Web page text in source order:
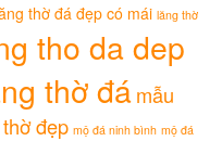
thờ đá đẹp có mái lăng thờ
tho da dep
thờ đámẫu
đẹp mộ đá ninh bình mộ đá